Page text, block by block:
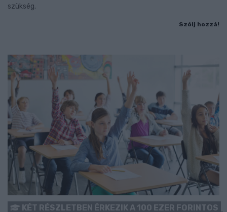
szükség.
Szólj hozzá!
KÉT RÉSZLETBEN ÉRKEZIK A 100 EZER FORINTOS